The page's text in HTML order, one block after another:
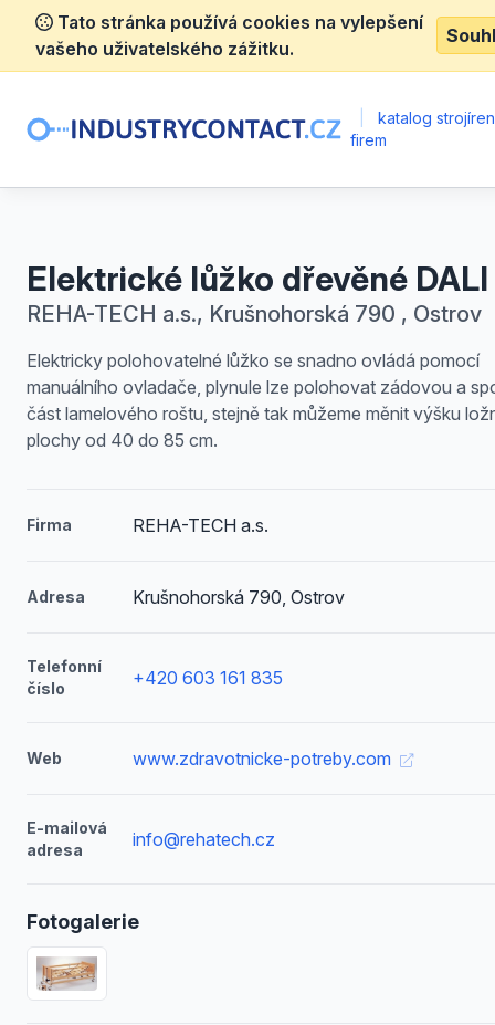
Tato stránka používá cookies na vylepšení
vašeho uživatelského zážitku.
katalog
firem
Elektrické lůžko dřevěné DALI
REHA-TECH a.s., Krušnohorská 790 , Ostrov
Elektricky polohovatelné lůžko se snadno ovládá pomocí
manuálního ovladače, plynule lze polohovat zádovou a
část lamelového roštu, stejně tak můžeme měnit výšku
plochy od 40 do 85 cm.
Firma REHA-TECH a.s.
Adresa Krušnohorská 790, Ostrov
Telefonní
číslo
+420 603 161 835
Web www.zdravotnicke-potreby.com
E-mailová
adresa
info@rehatech.cz
Fotogalerie